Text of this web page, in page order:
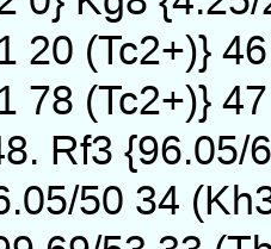
20 (Tc2+)}
78 (Tc2+)}
Rf3 {96.05/
50 34